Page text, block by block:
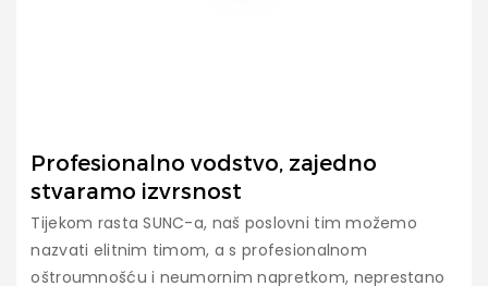
Profesionalno vodstvo, zajedno
stvaramo izvrsnost
Tijekom rasta SUNC-a, naš poslovni tim možemo
nazvati elitnim timom, a s profesionalnom
oštroumnošću i neumornim napretkom, neprestano